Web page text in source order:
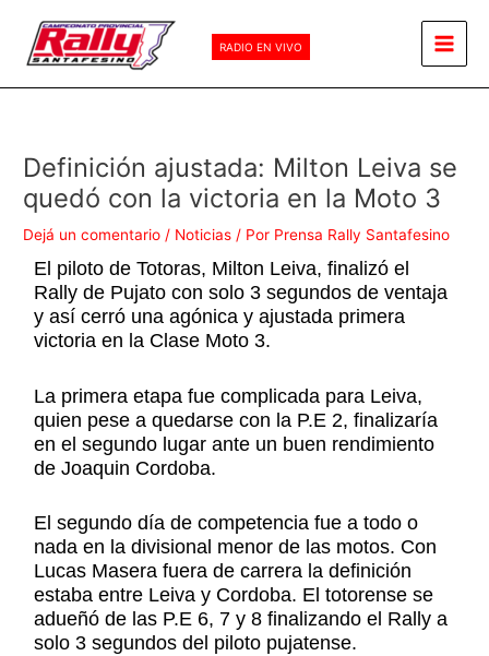
contenido
RADIO EN VIVO
Main
Definición ajustada: Milton Leiva se
quedó con la victoria en la Moto 3
Dejá un comentario / Noticias / Por Prensa Rally Santafesino
El piloto de Totoras, Milton Leiva, finalizó el
Rally de Pujato con solo 3 segundos de ventaja
y así cerró una agónica y ajustada primera
victoria en la Clase Moto 3.
La primera etapa fue complicada para Leiva,
quien pese a quedarse con la P.E 2, finalizaría
en el segundo lugar ante un buen rendimiento
de Joaquin Cordoba.
El segundo día de competencia fue a todo o
nada en la divisional menor de las motos. Con
Lucas Masera fuera de carrera la definición
estaba entre Leiva y Cordoba. El totorense se
adueñó de las P.E 6, 7 y 8 finalizando el Rally a
solo 3 segundos del piloto pujatense.